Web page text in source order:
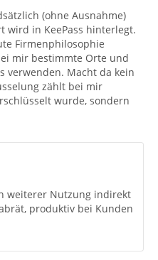
(ohne Ausnahme)
wird in KeePass hinterlegt.
Firmenphilosophie
mir bestimmte Orte und
verwenden. Macht da kein
zählt bei mir
wurde, sondern
weiterer Nutzung indirekt
produktiv bei Kunden